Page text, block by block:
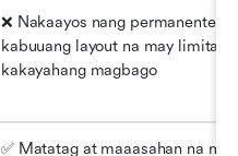
❌ Nakaayos nang permanente
kabuuang layout na may
kakayahang magbago
✅ Matatag at maaasahan na may